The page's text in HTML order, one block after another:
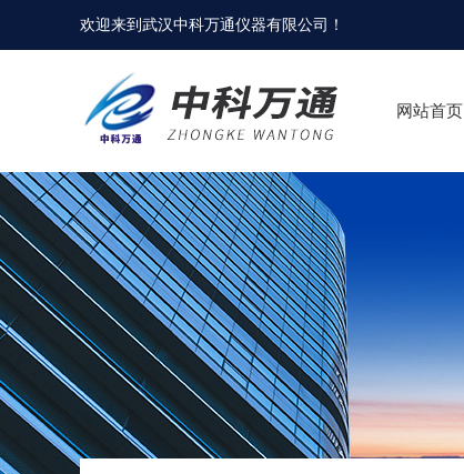
欢迎来到武汉中科万通仪器有限公司 ！
网站首页